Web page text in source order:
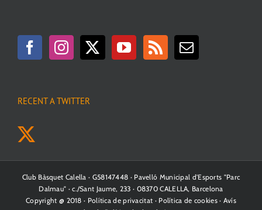
RECENT A TWITTER
Club Bàsquet Calella · G58147448 · Pavelló Municipal d'Esports "Parc
Dalmau" · c./Sant Jaume, 233 · 08370 CALELLA, Barcelona
Copyright @ 2018 · Política de privacitat · Política de cookies· Avís